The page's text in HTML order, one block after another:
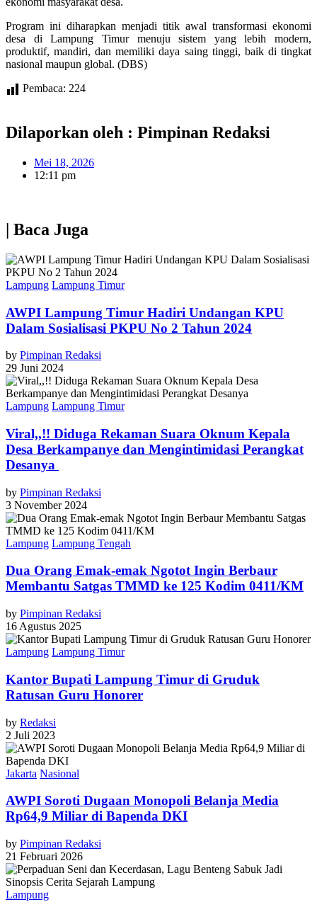
Program ini diharapkan menjadi titik awal transformasi ekonomi
desa di Lampung Timur menuju sistem yang lebih modern,
produktif, mandiri, dan memiliki daya saing tinggi, baik di tingkat
nasional maupun global. (DBS)
Pembaca: 224
Dilaporkan oleh : Pimpinan Redaksi
Mei 18, 2026
12:11 pm
| Baca Juga
Lampung Lampung Timur
AWPI Lampung Timur Hadiri Undangan KPU
Dalam Sosialisasi PKPU No 2 Tahun 2024
by Pimpinan Redaksi
29 Juni 2024
Lampung Lampung Timur
Viral,,!! Diduga Rekaman Suara Oknum Kepala
Desa Berkampanye dan Mengintimidasi Perangkat
Desanya
by Pimpinan Redaksi
3 November 2024
Lampung Lampung Tengah
Dua Orang Emak-emak Ngotot Ingin Berbaur
Membantu Satgas TMMD ke 125 Kodim 0411/KM
by Pimpinan Redaksi
16 Agustus 2025
Lampung Lampung Timur
Kantor Bupati Lampung Timur di Gruduk
Ratusan Guru Honorer
by Redaksi
2 Juli 2023
Jakarta Nasional
AWPI Soroti Dugaan Monopoli Belanja Media
Rp64,9 Miliar di Bapenda DKI
by Pimpinan Redaksi
21 Februari 2026
Lampung